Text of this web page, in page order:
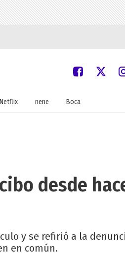
Netflix nene Boca
desde
y se refirió a la
en común.